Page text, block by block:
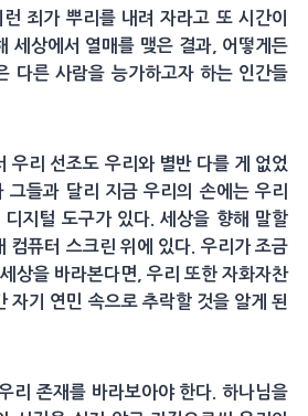
죄가 뿌리를 내려 자라고 또 시간이
세상에서 열매를 맺은 결과, 어떻게든
다른 사람을 능가하고자 하는 인간들
우리 선조도 우리와 별반 다를 게 없었
그들과 달리 지금 우리의 손에는 우리
지털 도구가 있다. 세상을 향해 말할
컴퓨터 스크린 위에 있다. 우리가 조금
상을 바라본다면, 우리 또한 자화자찬
자기 연민 속으로 추락할 것을 알게 된
리 존재를 바라보아야 한다. 하나님을